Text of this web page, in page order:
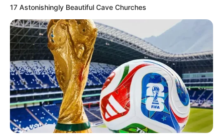
17 Astonishingly Beautiful Cave Churches